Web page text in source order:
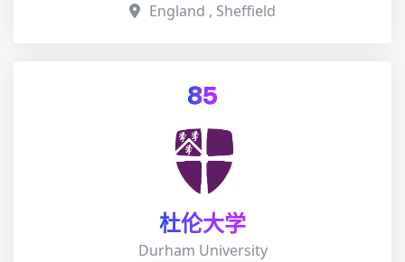
England , Sheffield
85
杜伦大学
Durham University